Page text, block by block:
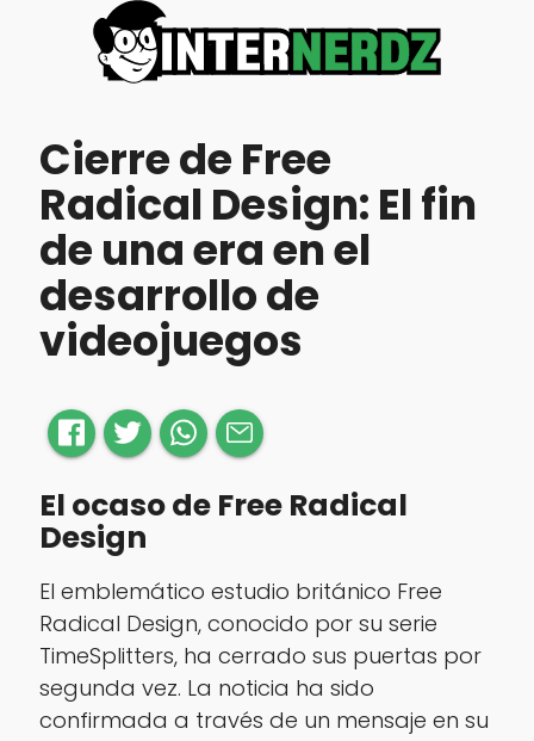
Cierre de Free
Radical Design: El fin
de una era en el
desarrollo de
videojuegos
El ocaso de Free Radical
Design
El emblemático estudio británico Free
Radical Design, conocido por su serie
TimeSplitters, ha cerrado sus puertas por
segunda vez. La noticia ha sido
confirmada a través de un mensaje en su